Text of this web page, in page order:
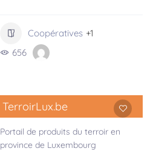
Coopératives +1
656
TerroirLux.be
Portail de produits du terroir en
province de Luxembourg